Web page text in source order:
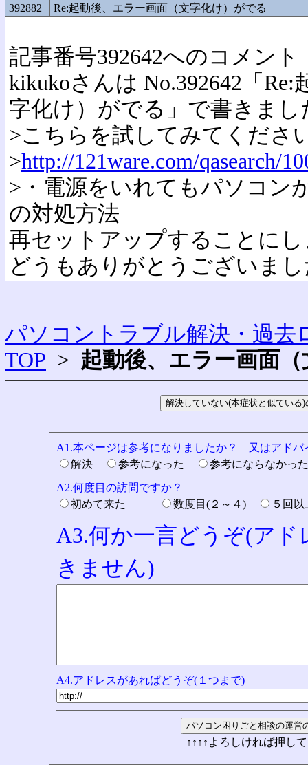
392882 Re:起動後、エラー画面（文字化け）がでる
記事番号392642へのコメント
kikukoさんは No.392642「
字化け）がでる」で書きまし
>こちらを試してみてくださ
>http://121ware.com/qasearch/
>・電源をいれてもパソコン
の対処方法
再セットアップすることに
どうもありがとうございま
パソコントラブル解決・過去
TOP > 起動後、エラー画面
A1.本ページは参考になりましたか？ 又はアドバ
解決
参考になった
参考にならなか
A2.何度目の訪問ですか？
初めて来た
数度目(２～４) ５回
A3.何か一言どうぞ(ア
きません)
A4.アドレスがあればどうぞ(１つまで)
↑↑↑↑よろしければ押し